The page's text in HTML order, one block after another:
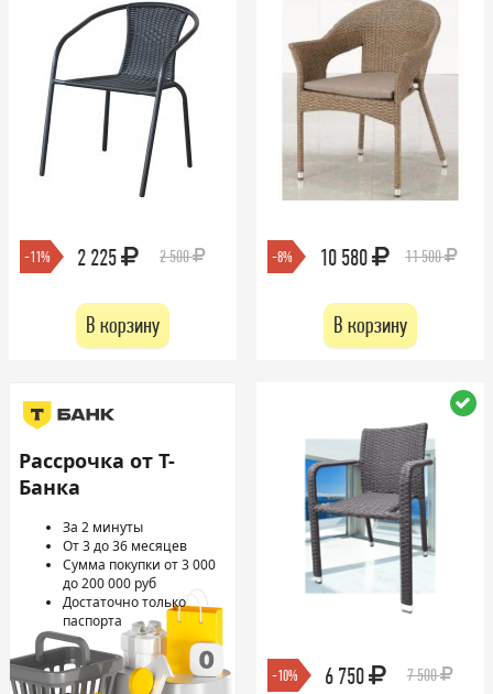
-11% 2 225 2 500
В корзину
-8% 10 580 11 500
В корзину
Рассрочка от Т-
Банка
За 2 минуты
От 3 до 36 месяцев
Сумма покупки от 3 000
до 200 000 руб
Достаточно только
паспорта
-10% 6 750 7 500